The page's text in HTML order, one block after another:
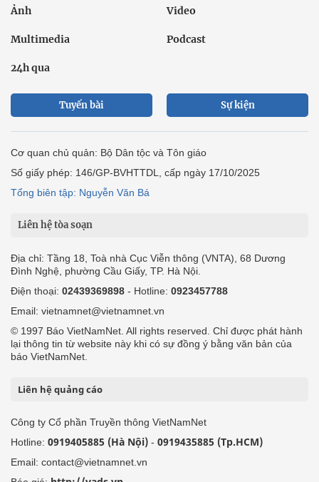
Ảnh Video
Multimedia Podcast
24h qua
Tuyến bài Sự kiện
Cơ quan chủ quản: Bộ Dân tộc và Tôn giáo
Số giấy phép: 146/GP-BVHTTDL, cấp ngày 17/10/2025
Tổng biên tập: Nguyễn Văn Bá
Liên hệ tòa soạn
Địa chỉ: Tầng 18, Toà nhà Cục Viễn thông (VNTA), 68 Dương
Đình Nghệ, phường Cầu Giấy, TP. Hà Nội.
Điện thoại: 02439369898 - Hotline: 0923457788
Email: vietnamnet@vietnamnet.vn
© 1997 Báo VietNamNet. All rights reserved. Chỉ được phát hành
lại thông tin từ website này khi có sự đồng ý bằng văn bản của
báo VietNamNet.
Liên hệ quảng cáo
Công ty Cổ phần Truyền thông VietNamNet
Hotline: 0919405885 (Hà Nội) - 0919435885 (Tp.HCM)
Email: contact@vietnamnet.vn